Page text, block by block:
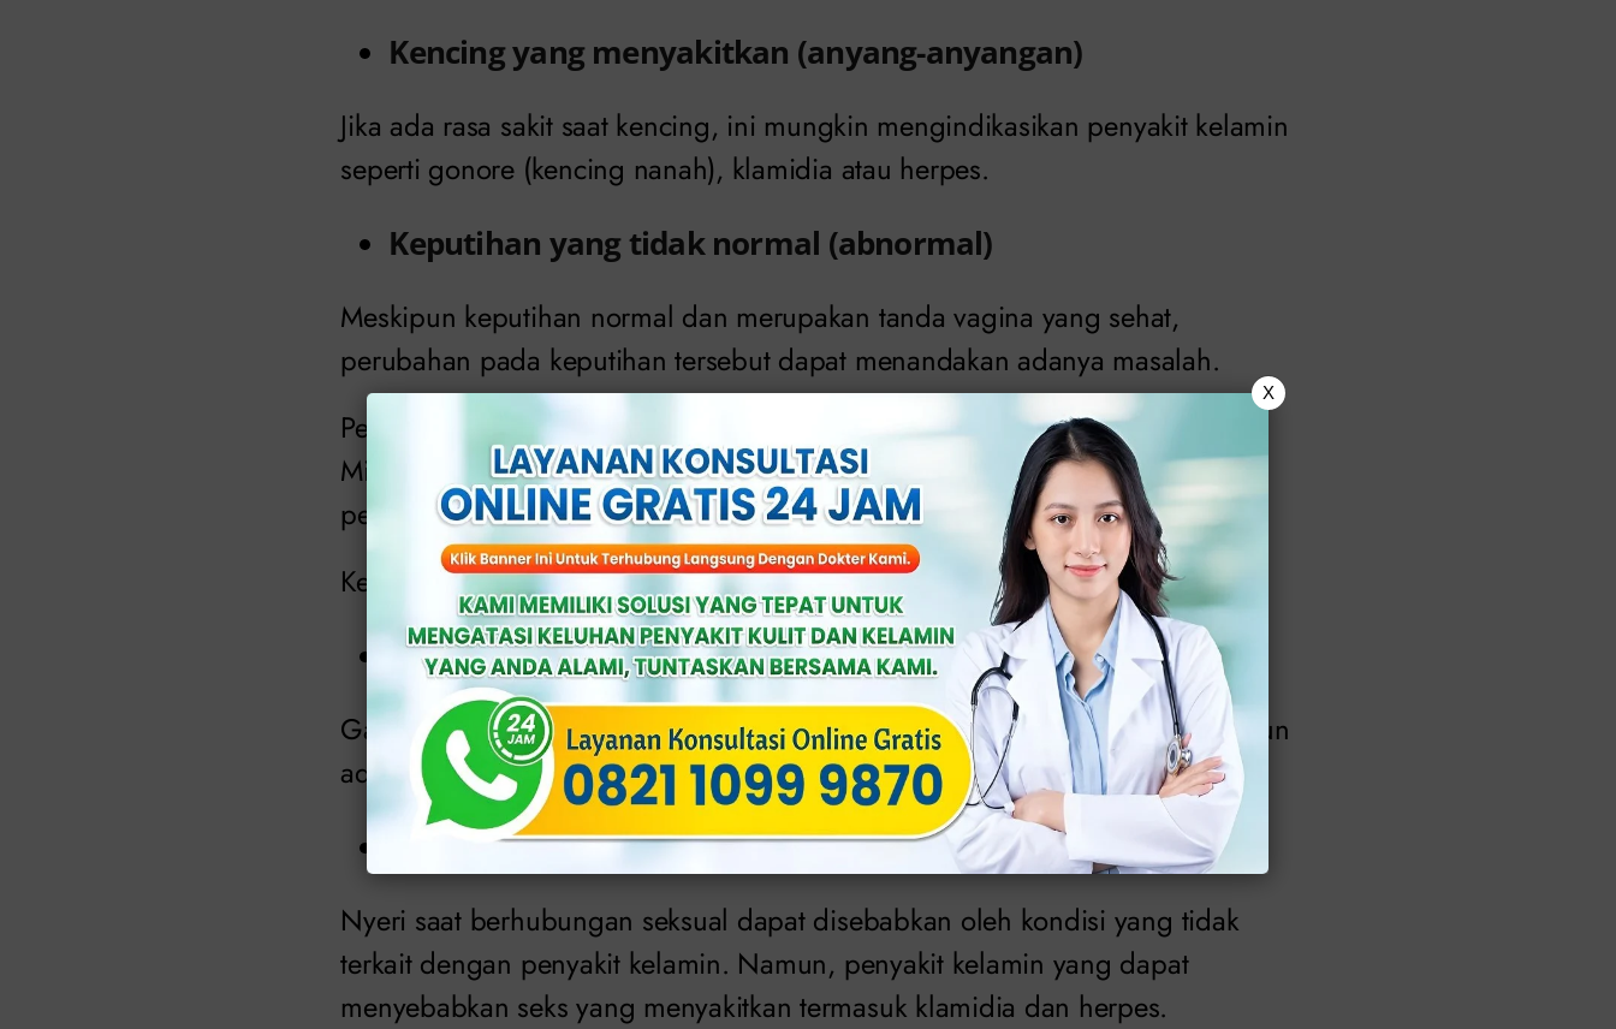
Kencing yang menyakitkan (anyang-anyangan)
Jika ada rasa sakit saat kencing, ini mungkin mengindikasikan penyakit kelamin
seperti gonore (kencing nanah), klamidia atau herpes.
Keputihan yang tidak normal (abnormal)
Meskipun keputihan normal dan merupakan tanda vagina yang sehat,
perubahan pada keputihan tersebut dapat menandakan adanya masalah.
Perubahan yang harus terlihat termasuk warna, bau dan jumlah keputihan.
Misalnya, keputihan berwarna hijau atau kuning dapat disebabkan oleh
penyakit kelamin seperti gonore atau klamidia.
Keputihan yang berlebihan juga dapat mengindikasikan penyakit kelamin.
Gatal pada vagina
Gatal pada vagina dapat mengindikasikan herpes atau kutu kelamin, meskipun
ada juga penyebab gatal yang tidak terkait penyakit kelamin lainnya.
Seks yang menyakitkan
Nyeri saat berhubungan seksual dapat disebabkan oleh kondisi yang tidak
terkait dengan penyakit kelamin. Namun, penyakit kelamin yang dapat
menyebabkan seks yang menyakitkan termasuk klamidia dan herpes.
X